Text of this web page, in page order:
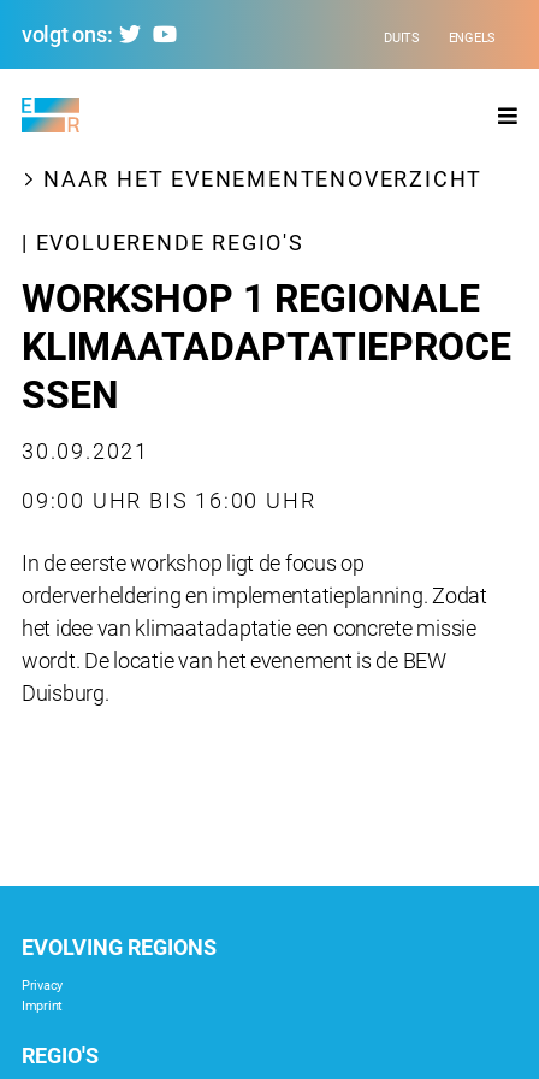
volgt ons: DUITS ENGELS
Regions
NAAR HET EVENEMENTENOVERZICHT
| EVOLUERENDE REGIO'S
WORKSHOP 1 REGIONALE
KLIMAATADAPTATIEPROCE
SSEN
30.09.2021
09:00 UHR BIS 16:00 UHR
In de eerste workshop ligt de focus op
orderverheldering en implementatieplanning. Zodat
het idee van klimaatadaptatie een concrete missie
wordt. De locatie van het evenement is de BEW
Duisburg.
EVOLVING REGIONS
Privacy
Imprint
REGIO'S